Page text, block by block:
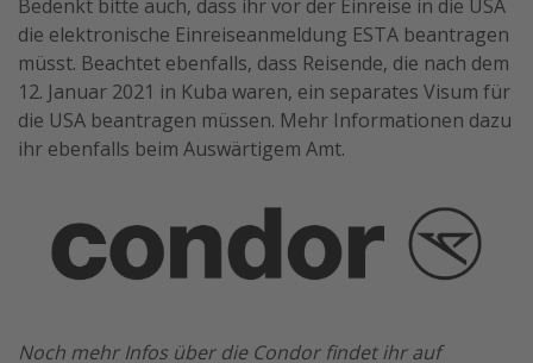
Bedenkt bitte auch, dass ihr vor der Einreise in die USA
die elektronische Einreiseanmeldung ESTA beantragen
müsst. Beachtet ebenfalls, dass Reisende, die nach dem
12. Januar 2021 in Kuba waren, ein separates Visum für
die USA beantragen müssen. Mehr Informationen dazu
ihr ebenfalls beim Auswärtigem Amt.
Noch mehr Infos über die Condor findet ihr auf